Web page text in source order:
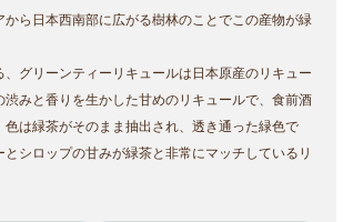
から日本西南部に広がる樹林のことでこの産物が緑
グリーンティーリキュールは日本原産のリキュー
渋みと香りを生かした甘めのリキュールで、食前酒
色は緑茶がそのまま抽出され、透き通った緑色で
シロップの甘みが緑茶と非常にマッチしているリ